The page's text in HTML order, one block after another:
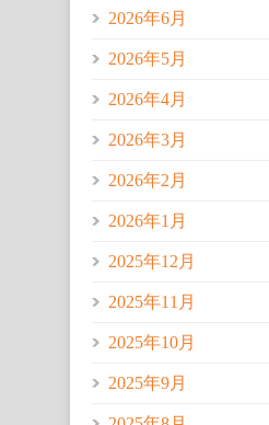
2026年6月
2026年5月
2026年4月
2026年3月
2026年2月
2026年1月
2025年12月
2025年11月
2025年10月
2025年9月